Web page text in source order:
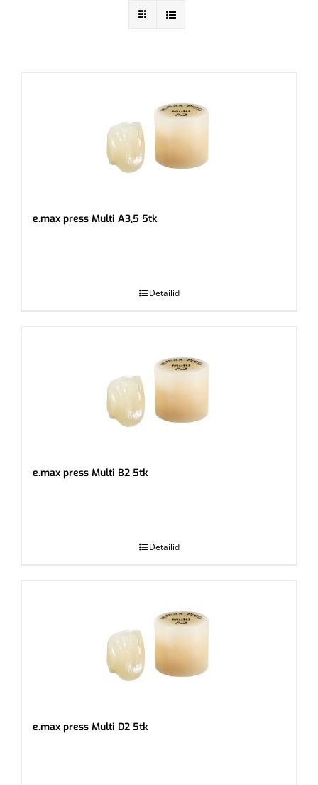
e.max press Multi A3,5 5tk
Detailid
e.max press Multi B2 5tk
Detailid
e.max press Multi D2 5tk